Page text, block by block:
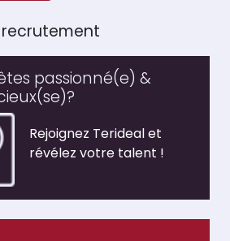
recrutement
passionné(e) &
Rejoignez Terideal et
révélez votre talent !